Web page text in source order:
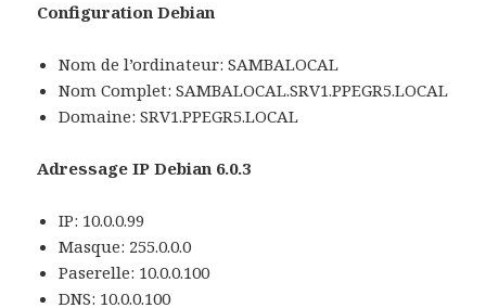
Configuration Debian
Nom de l’ordinateur: SAMBALOCAL
Nom Complet: SAMBALOCAL.SRV1.PPEGR5.LOCAL
Domaine: SRV1.PPEGR5.LOCAL
Adressage IP Debian 6.0.3
IP: 10.0.0.99
Masque: 255.0.0.0
Paserelle: 10.0.0.100
DNS: 10.0.0.100